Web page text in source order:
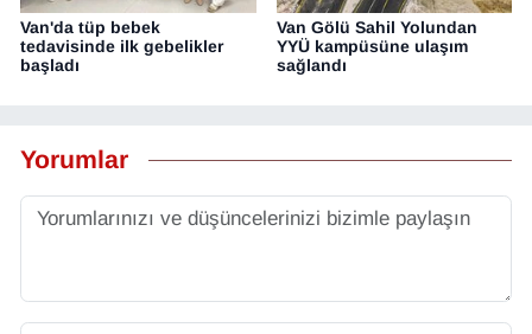
Van'da tüp bebek
tedavisinde ilk gebelikler
başladı
Van Gölü Sahil Yolundan
YYÜ kampüsüne ulaşım
sağlandı
Yorumlar